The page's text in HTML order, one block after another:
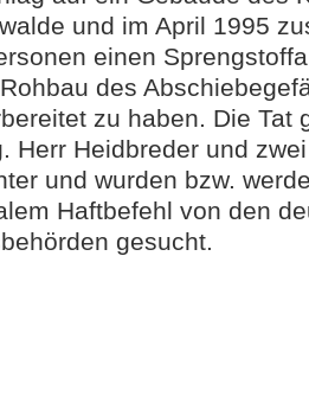
und im April 1995
einen
des
zu haben. Die Tat
Herr Heidbreder und
und wurden bzw.
Haftbefehl von den
gesucht.